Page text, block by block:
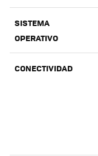
SISTEMA
OPERATIVO
CONECTIVIDAD